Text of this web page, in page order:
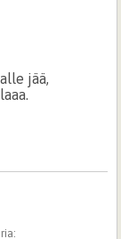
jää,